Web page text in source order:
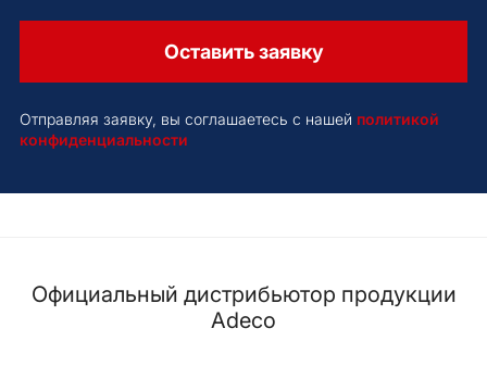
Оставить заявку
Отправляя заявку, вы соглашаетесь с нашей политикой
конфиденциальности
Официальный дистрибьютор продукции
Adeco